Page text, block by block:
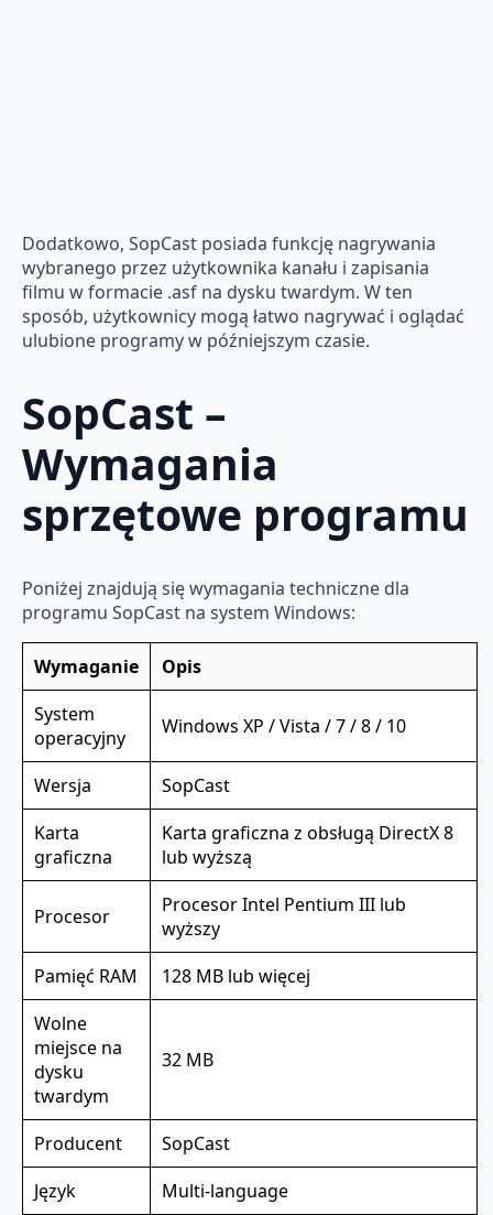
Dodatkowo, SopCast posiada funkcję nagrywania
wybranego przez użytkownika kanału i zapisania
filmu w formacie .asf na dysku twardym. W ten
sposób, użytkownicy mogą łatwo nagrywać i oglądać
ulubione programy w późniejszym czasie.
SopCast –
Wymagania
sprzętowe programu
Poniżej znajdują się wymagania techniczne dla
programu SopCast na system Windows:
Wymaganie
Opis
System
operacyjny
Windows XP / Vista / 7 / 8 / 10
Wersja
SopCast
Karta
graficzna
Karta graficzna z obsługą DirectX 8
lub wyższą
Procesor
Procesor Intel Pentium III lub
wyższy
Pamięć RAM
128 MB lub więcej
Wolne
miejsce na
dysku
twardym
32 MB
Producent
SopCast
Język
Multi-language